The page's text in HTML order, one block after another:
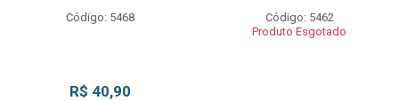
Código: 5468
R$ 40,90
Código: 5462
Produto Esgotado